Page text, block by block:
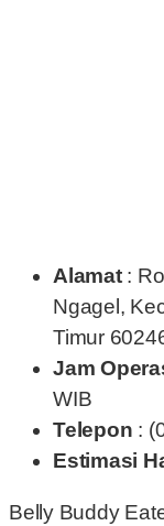
Alamat :
Ngagel,
Timur
Jam
WIB
Telepon :
Estimasi
Belly Buddy